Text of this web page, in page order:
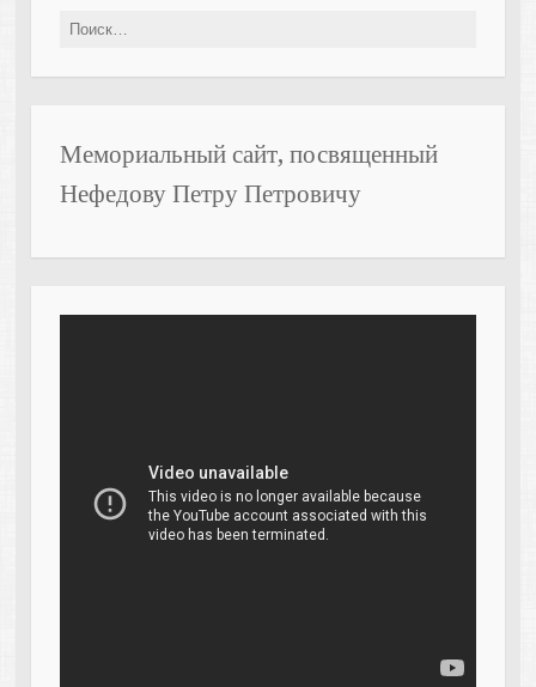
Найти:
Мемориальный сайт, посвященный
Нефедову Петру Петровичу